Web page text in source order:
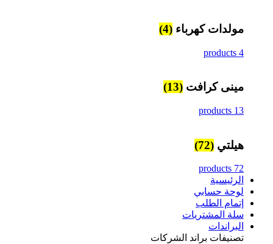
مولدات كهرباء (4)
4 products
مينى كرافت (13)
13 products
هيلتي (72)
72 products
الرئيسية
لوحة حسابي
إتمام الطلب
سلة المشتريات
البراندات
تصنيفات براند الشركات